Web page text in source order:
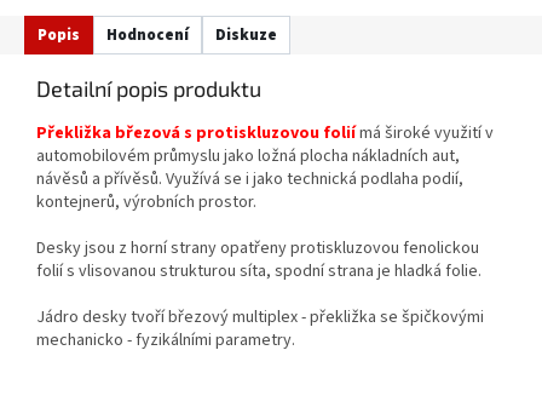
Popis Hodnocení Diskuze
Detailní popis produktu
Překližka březová s protiskluzovou foliímá široké využití v
automobilovém průmyslu jako ložná plocha nákladních aut,
návěsů a přívěsů. Využívá se i jako technická podlaha podií,
kontejnerů, výrobních prostor.
Desky jsou z horní strany opatřeny protiskluzovou fenolickou
folií s vlisovanou strukturou síta, spodní strana je hladká folie.
Jádro desky tvoří březový multiplex - překližka se špičkovými
mechanicko - fyzikálními parametry.